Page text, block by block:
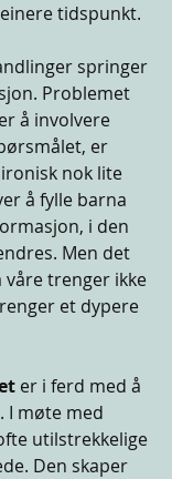
tidspunkt.
springer
Problemet
å involvere
er
nok lite
å fylle barna
i den
Men det
trenger ikke
et dypere
er i ferd med å
I møte med
utilstrekkelige
Den skaper